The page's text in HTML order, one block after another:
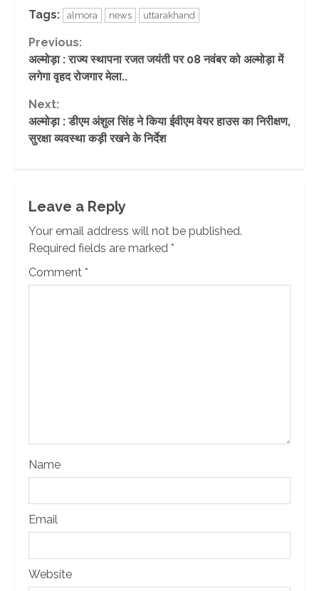
Tags: almora news uttarakhand
Continue
Reading
Previous:
अल्मोड़ा : राज्य स्थापना रजत जयंती पर 08 नवंबर को अल्मोड़ा में
लगेगा वृहद रोजगार मेला..
Next:
अल्मोड़ा : डीएम अंशुल सिंह ने किया ईवीएम वेयर हाउस का निरीक्षण,
सुरक्षा व्यवस्था कड़ी रखने के निर्देश
Leave a Reply
Your email address will not be published.
Required fields are marked *
Comment *
Name
Email
Website